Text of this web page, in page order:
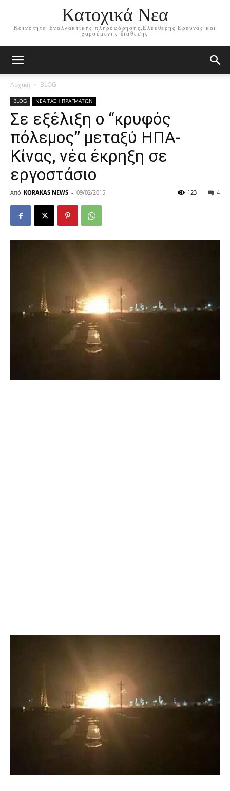
Κατοχικά Νεα
Κοινότητα Εναλλακτικής πληροφόρησης,Ελεύθερης Ερευνας και
χαρούμενης διάθεσης
Αρχική BLOG
BLOG ΝΕΑ ΤΑΞΗ ΠΡΑΓΜΑΤΩΝ
Σε εξέλιξη ο “κρυφός
πόλεμος” μεταξύ ΗΠΑ-
Κίνας, νέα έκρηξη σε
εργοστάσιο
Από KORAKAS NEWS - 09/02/2015 4
123